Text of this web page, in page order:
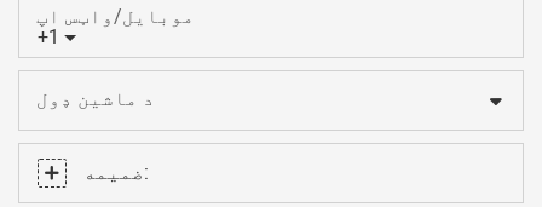
+1
موبایل/واټس اپ
د ماشین ډول
ضمیمه: